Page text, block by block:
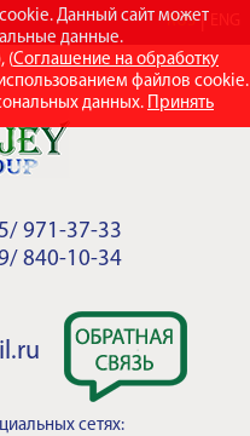
Данный сайт может
данные.
(Соглашение на обработку
файлов cookie.
данных. Принять
RUS
971-37-33
840-10-34
сетях: